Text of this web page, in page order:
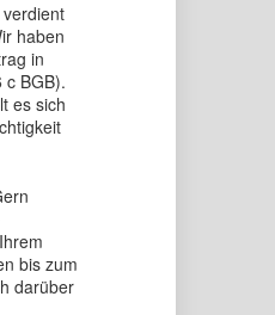
haben
in
BGB).
es sich
bis zum
darüber